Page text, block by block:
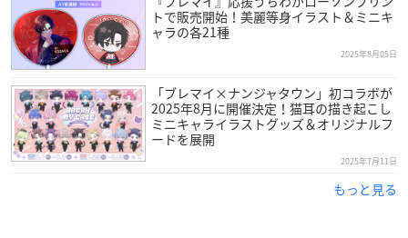
トで販売開始！美麗等身イラスト＆ミニキ
ャラの各21種
2025年8月05日
「ブレマイ×ナンジャタウン」初コラボが
2025年8月に開催決定！猫耳の描き起こし
ミニキャライラストグッズ＆オリジナルフ
ードを展開
2025年7月11日
もっと見る